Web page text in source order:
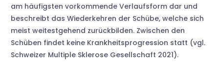
am häufigsten vorkommende Verlaufsform dar und
beschreibt das Wiederkehren der Schübe, welche sich
meist weitestgehend zurückbilden. Zwischen den
Schüben findet keine Krankheitsprogression statt (vgl.
Schweizer Multiple Sklerose Gesellschaft 2021).